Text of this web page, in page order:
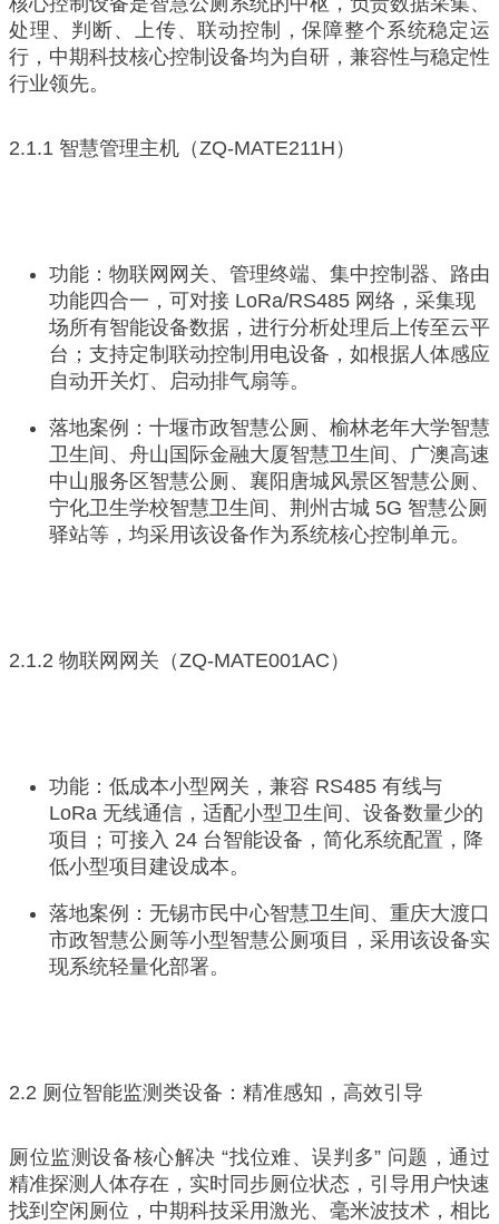
处理、判断、上传、联动控制，保障整个系统稳定运
行，中期科技核心控制设备均为自研，兼容性与稳定性
行业领先。
2.1.1 智慧管理主机（ZQ-MATE211H）
功能：物联网网关、管理终端、集中控制器、路由
功能四合一，可对接 LoRa/RS485 网络，采集现
场所有智能设备数据，进行分析处理后上传至云平
台；支持定制联动控制用电设备，如根据人体感应
自动开关灯、启动排气扇等。
落地案例：十堰市政智慧公厕、榆林老年大学智慧
卫生间、舟山国际金融大厦智慧卫生间、广澳高速
中山服务区智慧公厕、襄阳唐城风景区智慧公厕、
宁化卫生学校智慧卫生间、荆州古城 5G 智慧公厕
驿站等，均采用该设备作为系统核心控制单元。
2.1.2 物联网网关（ZQ-MATE001AC）
功能：低成本小型网关，兼容 RS485 有线与
LoRa 无线通信，适配小型卫生间、设备数量少的
项目；可接入 24 台智能设备，简化系统配置，降
低小型项目建设成本。
落地案例：无锡市民中心智慧卫生间、重庆大渡口
市政智慧公厕等小型智慧公厕项目，采用该设备实
现系统轻量化部署。
2.2 厕位智能监测类设备：精准感知，高效引导
厕位监测设备核心解决 “找位难、误判多” 问题，通过
精准探测人体存在，实时同步厕位状态，引导用户快速
找到空闲厕位，中期科技采用激光、毫米波技术，相比